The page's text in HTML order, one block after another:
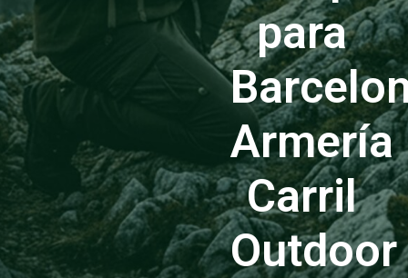
para
Armería
Carril
Outdoor